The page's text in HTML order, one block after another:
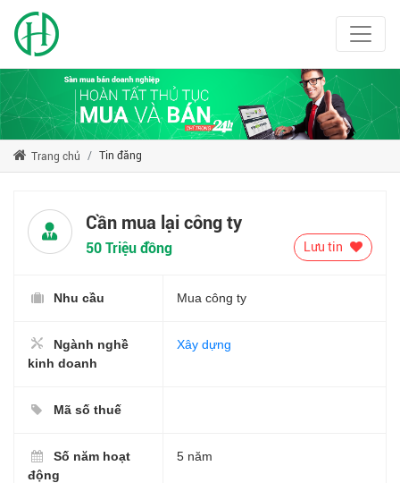
Trang chủ Tin đăng
Cần mua lại công ty
50 Triệu đồng Lưu tin
Nhu cầu Mua công ty
Ngành nghề
kinh doanh
Xây dựng
Mã số thuế
Số năm hoạt
động
5 năm